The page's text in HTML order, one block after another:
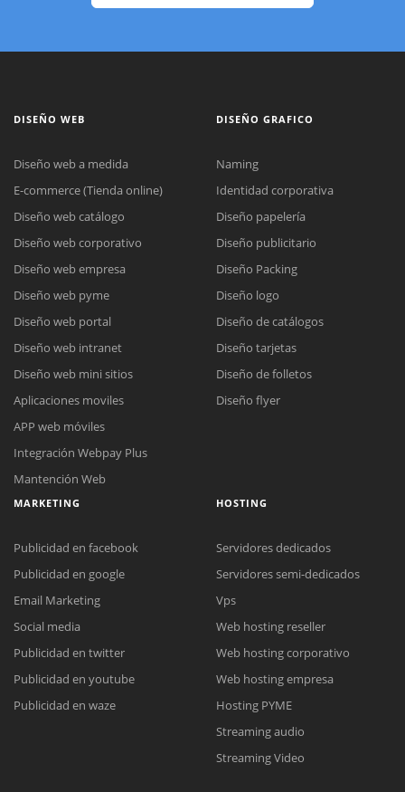
Reunión online
Nuestros ejecutivos le enviarán un correo electrónico con el enlace a
Meet para la reunión online.
Cotización
Todos nuestros ejecutivos están fuera de línea. Complete el formulario
DISEÑO WEB
Diseño web a medida
E-commerce (Tienda online)
Diseño web catálogo
Diseño web corporativo
Diseño web empresa
Diseño web pyme
Diseño web portal
Diseño web intranet
Diseño web mini sitios
Aplicaciones moviles
APP web móviles
Integración Webpay Plus
Mantención Web
DISEÑO GRAFICO
Naming
Identidad corporativa
Diseño papelería
Diseño publicitario
Diseño Packing
Diseño logo
Diseño de catálogos
Diseño tarjetas
Diseño de folletos
Diseño flyer
MARKETING
Publicidad en facebook
Publicidad en google
Email Marketing
Social media
Publicidad en twitter
Publicidad en youtube
Publicidad en waze
HOSTING
Servidores dedicados
Servidores semi-dedicados
Vps
Web hosting reseller
Web hosting corporativo
Web hosting empresa
Hosting PYME
Streaming audio
Streaming Video